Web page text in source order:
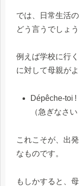
では、日常生活
どう言うでしょ
例えば学校に行
に対して母親が
Dépêche-toi !
（急ぎなさい
これこそが、出
なものです。
もしかすると、